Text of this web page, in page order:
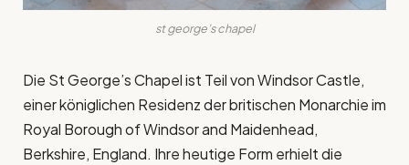
st george’s chapel
Die St George’s Chapel ist Teil von Windsor Castle,
einer königlichen Residenz der britischen Monarchie im
Royal Borough of Windsor and Maidenhead,
Berkshire, England. Ihre heutige Form erhielt die